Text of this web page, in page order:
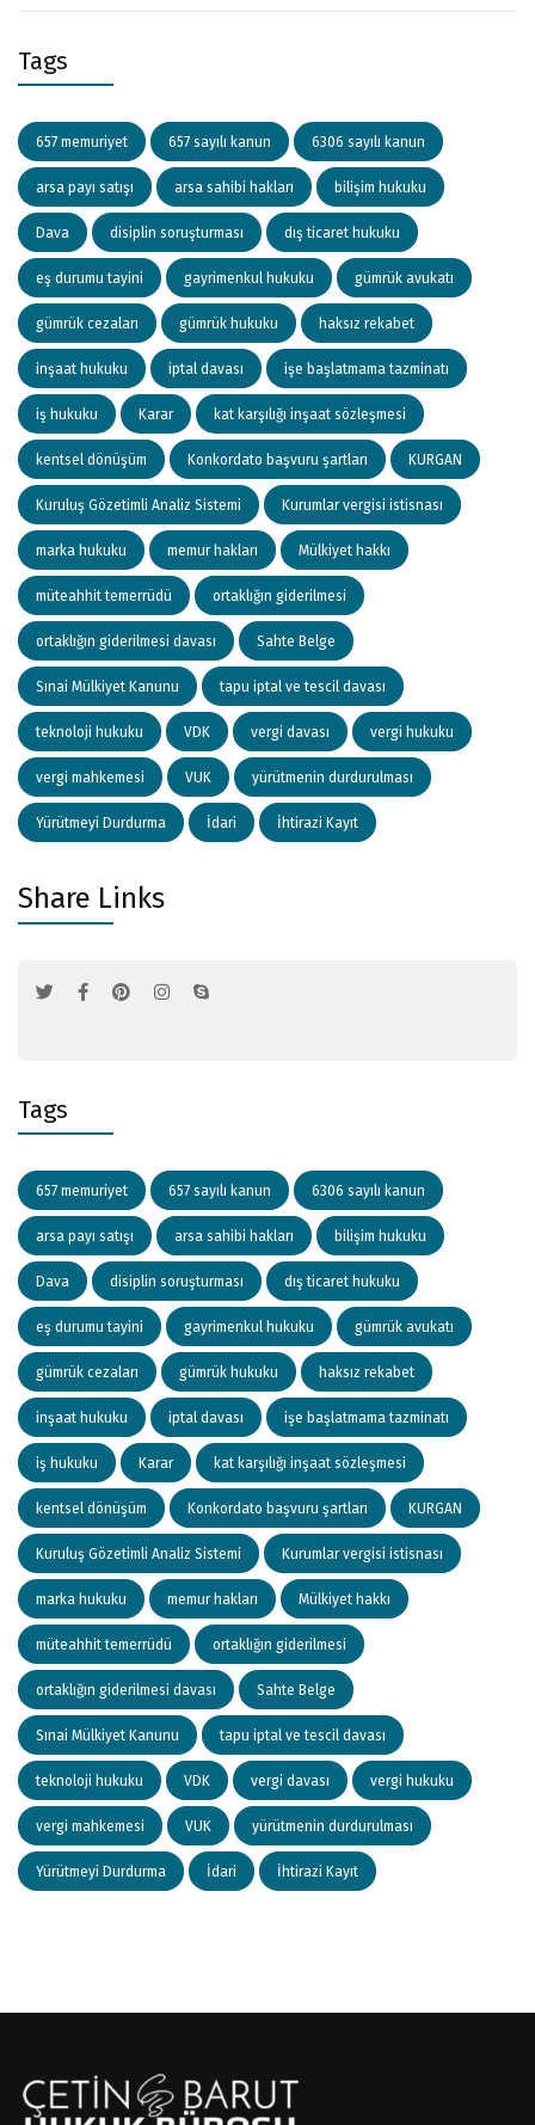
Tags
657 memuriyet 657 sayılı kanun 6306 sayılı kanun
arsa payı satışı arsa sahibi hakları bilişim hukuku
Dava disiplin soruşturması dış ticaret hukuku
eş durumu tayini gayrimenkul hukuku gümrük avukatı
gümrük cezaları gümrük hukuku haksız rekabet
inşaat hukuku iptal davası işe başlatmama tazminatı
iş hukuku Karar kat karşılığı inşaat sözleşmesi
kentsel dönüşüm Konkordato başvuru şartları KURGAN
Kuruluş Gözetimli Analiz Sistemi Kurumlar vergisi istisnası
marka hukuku memur hakları Mülkiyet hakkı
müteahhit temerrüdü ortaklığın giderilmesi
ortaklığın giderilmesi davası Sahte Belge
Sınai Mülkiyet Kanunu tapu iptal ve tescil davası
teknoloji hukuku VDK vergi davası vergi hukuku
vergi mahkemesi VUK yürütmenin durdurulması
Yürütmeyi Durdurma İdari İhtirazi Kayıt
Share Links
Tags
657 memuriyet 657 sayılı kanun 6306 sayılı kanun
arsa payı satışı arsa sahibi hakları bilişim hukuku
Dava disiplin soruşturması dış ticaret hukuku
eş durumu tayini gayrimenkul hukuku gümrük avukatı
gümrük cezaları gümrük hukuku haksız rekabet
inşaat hukuku iptal davası işe başlatmama tazminatı
iş hukuku Karar kat karşılığı inşaat sözleşmesi
kentsel dönüşüm Konkordato başvuru şartları KURGAN
Kuruluş Gözetimli Analiz Sistemi Kurumlar vergisi istisnası
marka hukuku memur hakları Mülkiyet hakkı
müteahhit temerrüdü ortaklığın giderilmesi
ortaklığın giderilmesi davası Sahte Belge
Sınai Mülkiyet Kanunu tapu iptal ve tescil davası
teknoloji hukuku VDK vergi davası vergi hukuku
vergi mahkemesi VUK yürütmenin durdurulması
Yürütmeyi Durdurma İdari İhtirazi Kayıt